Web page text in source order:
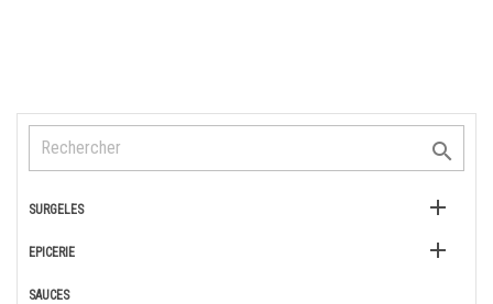

SURGELES 
EPICERIE 
SAUCES